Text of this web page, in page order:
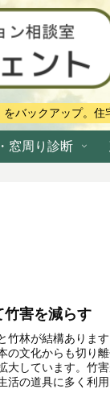
バックアップ。
窓周り診断
竹害を減らす
竹林が結構ありま
の文化からも切り
大しています。竹
活の道具に多く利